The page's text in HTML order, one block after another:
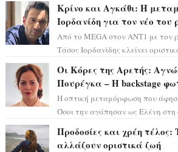
Κρίνο και Αγκάθι: Η
Ιορδανίδη για τον νέο του
Από το MEGA στον ΑΝΤ1 με τον
Τάσος Ιορδανίδης κλείνει
Οι Κόρες της Αρετής:
Πουρέγκα – H backstage
Η οπτική μεταμόρφωση που
Όσοι την αγάπησαν ως Ελένη
Προδοσίες και χρέη
αλλάζουν οριστικά ζωή